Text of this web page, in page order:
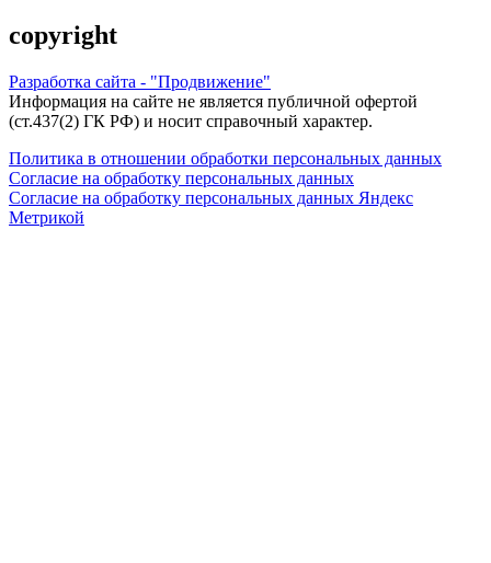
copyright
Разработка сайта - "Продвижение"
Информация на сайте не является публичной офертой
(ст.437(2) ГК РФ) и носит справочный характер.
Политика в отношении обработки персональных данных
Согласие на обработку персональных данных
Согласие на обработку персональных данных Яндекс
Метрикой